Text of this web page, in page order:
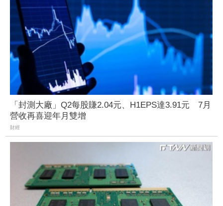
「封測大廠」Q2每股賺2.04元、H1EPS達3.91元 7月
營收再喜迎年月雙增
財經